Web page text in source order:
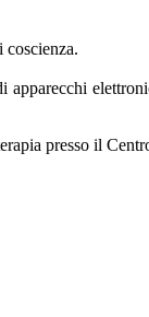
coscienza.
presso il